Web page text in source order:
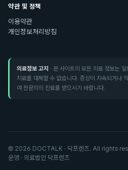
약관 및 정책
이용약관
개인정보처리방침
의료정보 고지 · 본 사이트의 모든 의료 정보는
치료를 대체할 수 없습니다. 증상이 지속되거나
여 전문의의 진료를 받으시기 바랍니다.
© 2026 DOCTALK · 닥프렌즈. All rights
운영 · 의료법인 닥프렌즈